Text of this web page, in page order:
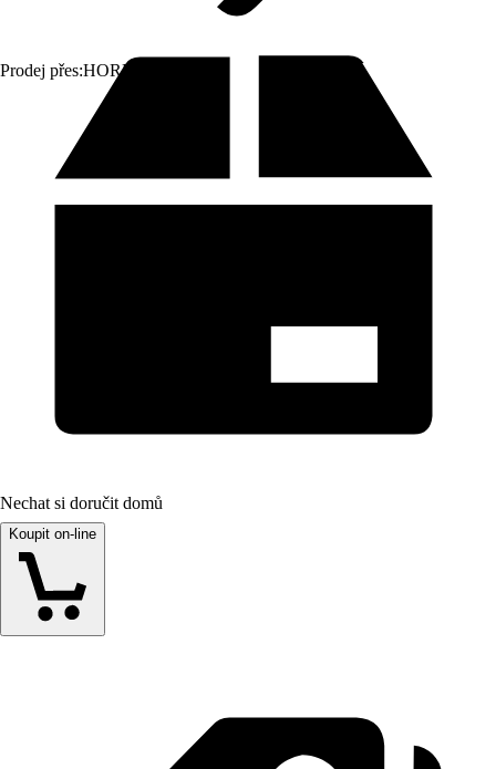
Prodej přes:HORNBACH
Nechat si doručit domů
Koupit on-line